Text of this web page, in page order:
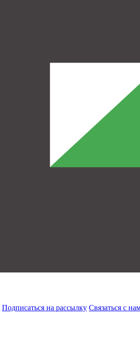
Подписаться на рассылку Связаться с